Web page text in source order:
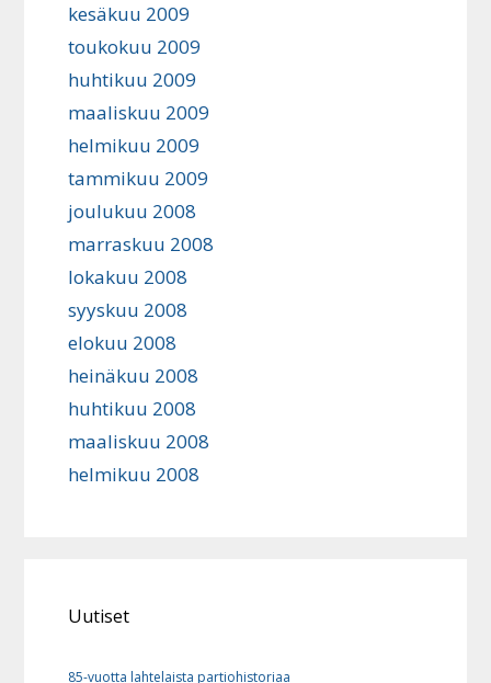
kesäkuu 2009
toukokuu 2009
huhtikuu 2009
maaliskuu 2009
helmikuu 2009
tammikuu 2009
joulukuu 2008
marraskuu 2008
lokakuu 2008
syyskuu 2008
elokuu 2008
heinäkuu 2008
huhtikuu 2008
maaliskuu 2008
helmikuu 2008
Uutiset
85-vuotta lahtelaista partiohistoriaa